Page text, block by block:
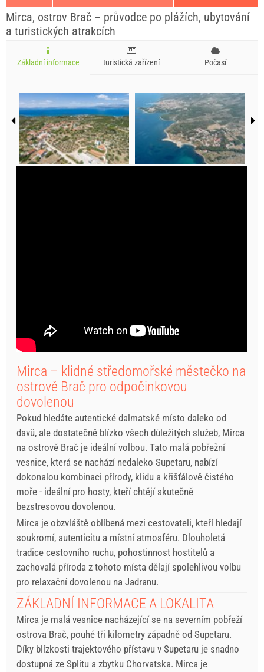
Mirca, ostrov Brač – průvodce po plážích, ubytování
a turistických atrakcích
Základní informace turistická zařízení Počasí
Mirca – klidné středomořské městečko na
ostrově Brač pro odpočinkovou
dovolenou
Pokud hledáte autentické dalmatské místo daleko od
davů, ale dostatečně blízko všech důležitých služeb, Mirca
na ostrově Brač je ideální volbou. Tato malá pobřežní
vesnice, která se nachází nedaleko Supetaru, nabízí
dokonalou kombinaci přírody, klidu a křišťálově čistého
moře - ideální pro hosty, kteří chtějí skutečně
bezstresovou dovolenou.
Mirca je obzvláště oblíbená mezi cestovateli, kteří hledají
soukromí, autenticitu a místní atmosféru. Dlouholetá
tradice cestovního ruchu, pohostinnost hostitelů a
zachovalá příroda z tohoto místa dělají spolehlivou volbu
pro relaxační dovolenou na Jadranu.
ZÁKLADNÍ INFORMACE A LOKALITA
Mirca je malá vesnice nacházející se na severním pobřeží
ostrova Brač, pouhé tři kilometry západně od Supetaru.
Díky blízkosti trajektového přístavu v Supetaru je snadno
dostupná ze Splitu a zbytku Chorvatska. Mirca je